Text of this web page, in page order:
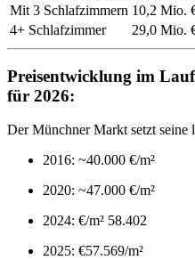
Mit 3 Schlafzimmern 10,2 Mio.
4+ Schlafzimmer
29,0 Mio.
Preisentwicklung im
für 2026:
Der Münchner Markt setzt
2016: ~40.000 €/m²
2020: ~47.000 €/m²
2024: €/m² 58.402
2025: €57.569/m²